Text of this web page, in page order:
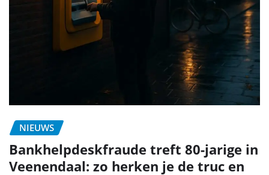
NIEUWS
Bankhelpdeskfraude treft 80-jarige in
Veenendaal: zo herken je de truc en